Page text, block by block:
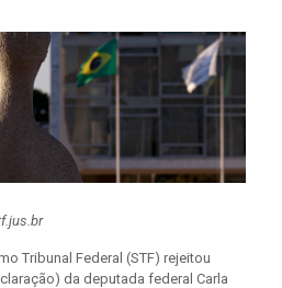
Tribunal Federal (STF) rejeitou
da deputada federal Carla